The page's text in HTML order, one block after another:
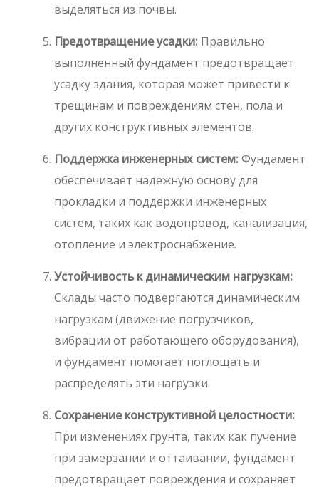
выделяться из почвы.
Предотвращение усадки: Правильно
выполненный фундамент предотвращает
усадку здания, которая может привести к
трещинам и повреждениям стен, пола и
других конструктивных элементов.
Поддержка инженерных систем:Фундамент
обеспечивает надежную основу для
прокладки и поддержки инженерных
систем, таких как водопровод, канализация,
отопление и электроснабжение.
Устойчивость к динамическим нагрузкам:
Склады часто подвергаются динамическим
нагрузкам (движение погрузчиков,
вибрации от работающего оборудования),
и фундамент помогает поглощать и
распределять эти нагрузки.
Сохранение конструктивной целостности:
При изменениях грунта, таких как пучение
при замерзании и оттаивании, фундамент
предотвращает повреждения и сохраняет